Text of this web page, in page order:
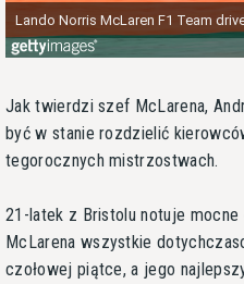
Jak twierdzi szef McLarena,
być w stanie rozdzielić
tegorocznych mistrzostwach.
21-latek z Bristolu notuje
McLarena wszystkie
czołowej piątce, a jego